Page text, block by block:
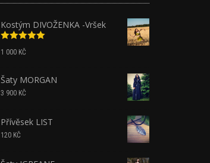
Kostým DIVOŽENKA -Vršek
Hodnocení
5.00z 5
1 000 KČ
Šaty MORGAN
3 900 KČ
Přívěsek LIST
120 KČ